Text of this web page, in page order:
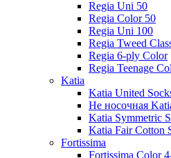
Regia Uni 50
Regia Color 50
Regia Uni 100
Regia Tweed
Regia 6-ply Color
Regia Teenage
Katia
Katia United
Не носочная
Katia Symmetric
Katia Fair Cotton
Fortissima
Fortissima Color